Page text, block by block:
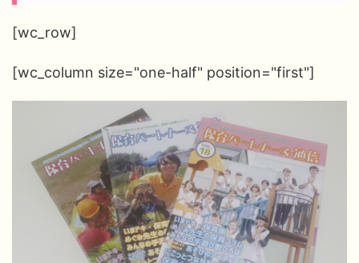
[wc_row]
[wc_column size="one-half" position="first"]